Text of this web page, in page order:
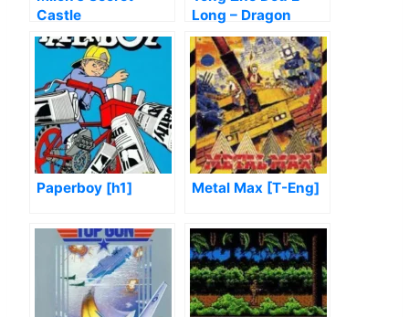
Castle
Long – Dragon
Quest 4
Paperboy [h1] Metal Max [T-Eng]